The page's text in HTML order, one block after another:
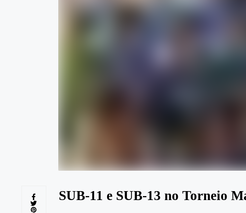
SUB-11 e SUB-13 no Torneio